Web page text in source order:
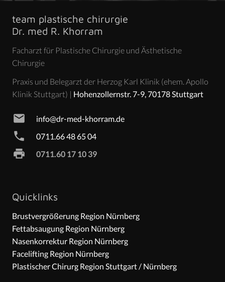
team plastische chirurgie
Dr. med R. Khorram
Facharzt für Plastische Chirurgie und Ästhetische
Chirurgie
Praxis und Belegarzt der Herzog Karl Klinik (ehem. Apollo
Klinik Stuttgart) | Hohenzollernstr. 7-9, 70178 Stuttgart
mail info@dr-med-khorram.de
phone 0711.66 48 65 04
print 0711.60 17 10 39
Quicklinks
Brustvergrößerung Region Nürnberg
Fettabsaugung Region Nürnberg
Nasenkorrektur Region Nürnberg
Facelifting Region Nürnberg
Plastischer Chirurg Region Stuttgart / Nürnberg